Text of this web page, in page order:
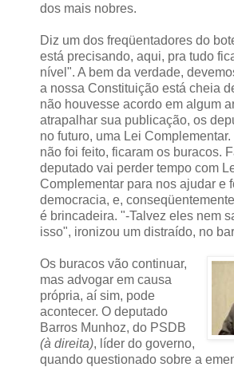
dos mais nobres.
Diz um dos freqüentadores do
está precisando, aqui, pra tudo
nível". A bem da verdade,
a nossa Constituição está cheia
não houvesse acordo em algum
atrapalhar sua publicação, os
no futuro, uma Lei
não foi feito, ficaram os buracos.
deputado vai perder tempo com
Complementar para nos ajudar e
democracia, e,
é brincadeira. "-Talvez eles nem
isso", ironizou um distraído, no
Os buracos vão continuar,
mas advogar em causa
própria, aí sim, pode
acontecer. O deputado
Barros Munhoz, do PSDB
(à direita), líder do governo,
quando questionado sobre a